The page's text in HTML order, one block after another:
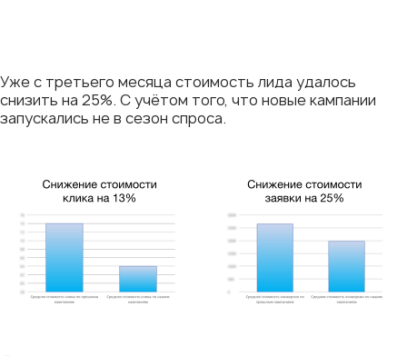
Уже с третьего месяца стоимость лида удалось
снизить на 25%. С учётом того, что новые кампании
запускались не в сезон спроса.